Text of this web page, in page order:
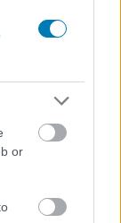
or